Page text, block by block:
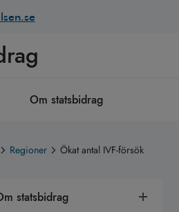
Om statsbidrag
Regioner Ökat antal IVF-försök
statsbidrag